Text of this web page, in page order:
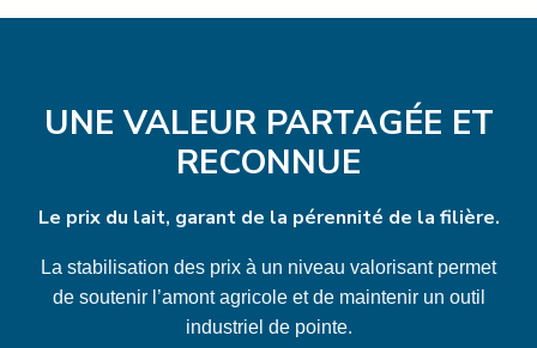
UNE VALEUR PARTAGÉE ET
RECONNUE
Le prix du lait, garant de la pérennité de la filière.
La stabilisation des prix à un niveau valorisant permet
de soutenir l’amont agricole et de maintenir un outil
industriel de pointe.